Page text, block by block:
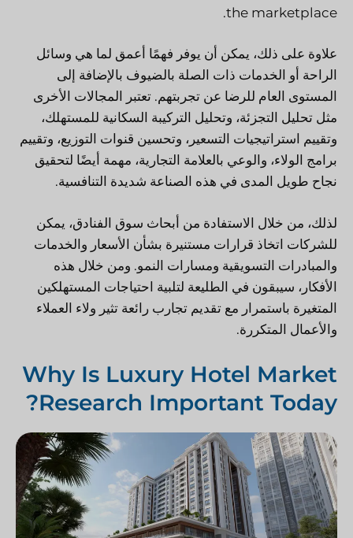
the marketplace.
علاوة على ذلك، يمكن أن يوفر فهمًا أعمق لما هي وسائل
الراحة أو الخدمات ذات الصلة بالضيوف بالإضافة إلى
المستوى العام للرضا عن تجربتهم. تعتبر المجالات الأخرى
مثل تحليل التجزئة، وتحليل التركيبة السكانية للمستهلك،
وتقييم استراتيجيات التسعير، وتحسين قنوات التوزيع، وتقييم
برامج الولاء، والوعي بالعلامة التجارية، مهمة أيضًا لتحقيق
نجاح طويل المدى في هذه الصناعة شديدة التنافسية.
لذلك، من خلال الاستفادة من أبحاث سوق الفنادق، يمكن
للشركات اتخاذ قرارات مستنيرة بشأن الأسعار والخدمات
والمبادرات التسويقية ومسارات النمو. ومن خلال هذه
الأفكار، سيبقون في الطليعة لتلبية احتياجات المستهلكين
المتغيرة باستمرار مع تقديم تجارب رائعة تثير ولاء العملاء
والأعمال المتكررة.
Why Is Luxury Hotel Market
Research Important Today?